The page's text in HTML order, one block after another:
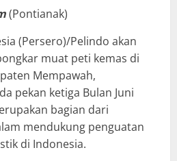
(Pontianak)
(Persero)/Pelindo akan
muat peti kemas di
Mempawah,
pekan ketiga Bulan Juni
bagian dari
mendukung penguatan
di Indonesia.